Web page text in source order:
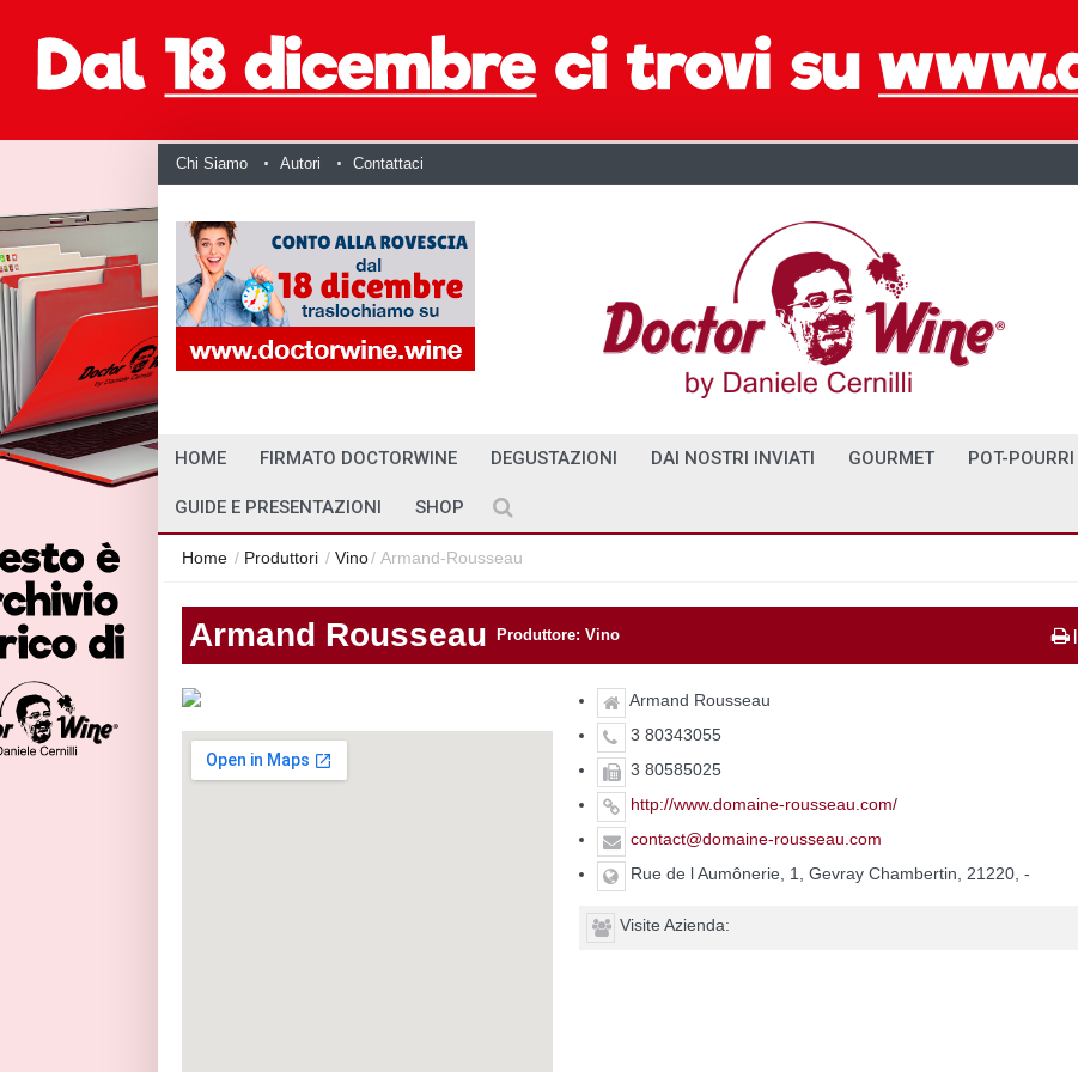
Chi Siamo Autori Contattaci
HOME FIRMATO DOCTORWINE DEGUSTAZIONI DAI NOSTRI INVIATI GOURMET POT-POURRI
GUIDE E PRESENTAZIONI SHOP
Home / Produttori / Vino/ Armand-Rousseau
Armand Rousseau Produttore: Vino |
Armand Rousseau
3 80343055
3 80585025
http://www.domaine-rousseau.com/
contact@domaine-rousseau.com
Rue de l Aumônerie, 1, Gevray Chambertin, 21220, -
Visite Azienda: